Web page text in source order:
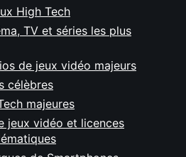
High Tech
TV et séries les plus
de jeux vidéo majeurs
célèbres
majeures
jeux vidéo et licences